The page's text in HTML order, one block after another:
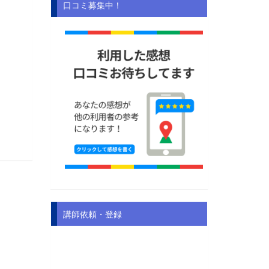
口コミ募集中！
講師依頼・登録